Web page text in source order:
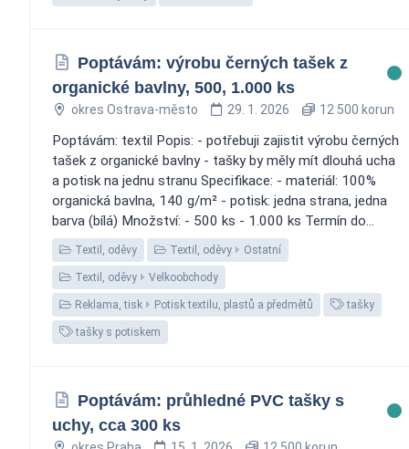
Poptávám: výrobu černých tašek z
organické bavlny, 500, 1.000 ks
okres Ostrava-město 29. 1. 2026 12 500 korun
Poptávám: textil Popis: - potřebuji zajistit výrobu černých
tašek z organické bavlny - tašky by měly mít dlouhá ucha
a potisk na jednu stranu Specifikace: - materiál: 100%
organická bavlna, 140 g/m² - potisk: jedna strana, jedna
barva (bílá) Množství: - 500 ks - 1.000 ks Termín do...
Textil, oděvy Textil, oděvy Ostatní
Textil, oděvy Velkoobchody
Reklama, tisk Potisk textilu, plastů a předmětů tašky
tašky s potiskem
Poptávám: průhledné PVC tašky s
uchy, cca 300 ks